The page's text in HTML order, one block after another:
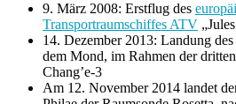
9. März 2008: Erstflug des
Transportraumschiffes ATV
14. Dezember 2013: Landung
dem Mond, im Rahmen der
Chang’e-3
Am 12. November 2014 landet